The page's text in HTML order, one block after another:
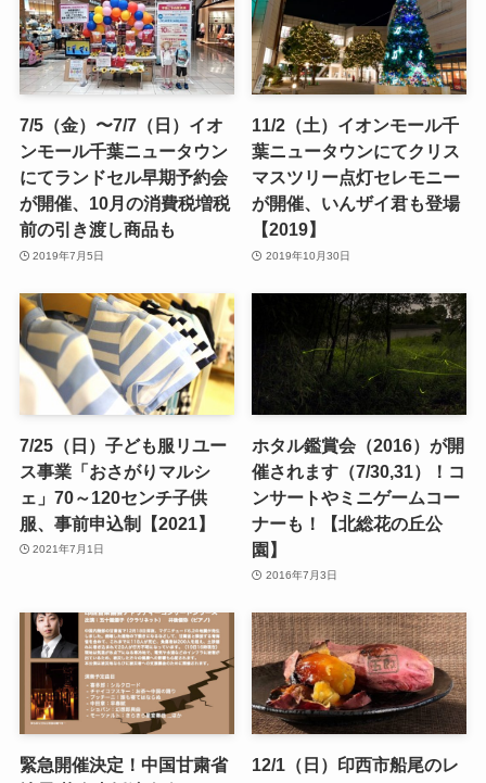
7/5（金）〜7/7（日）イオ
ンモール千葉ニュータウン
にてランドセル早期予約会
が開催、10月の消費税増税
前の引き渡し商品も
2019年7月5日
11/2（土）イオンモール千
葉ニュータウンにてクリス
マスツリー点灯セレモニー
が開催、いんザイ君も登場
【2019】
2019年10月30日
7/25（日）子ども服リユー
ス事業「おさがりマルシ
ェ」70～120センチ子供
服、事前申込制【2021】
2021年7月1日
ホタル鑑賞会（2016）が開
催されます（7/30,31）！コ
ンサートやミニゲームコー
ナーも！【北総花の丘公
園】
2016年7月3日
緊急開催決定！中国甘粛省
12/1（日）印西市船尾のレ